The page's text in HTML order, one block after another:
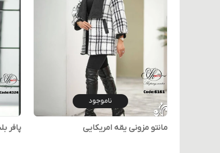
ناموجود
مانتو مزونی یقه امریکایی پافر